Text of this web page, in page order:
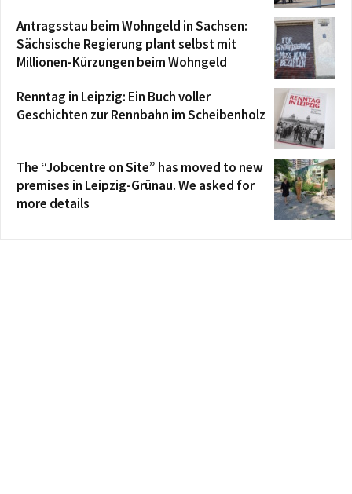
Antragsstau beim Wohngeld in Sachsen:
Sächsische Regierung plant selbst mit
Millionen-Kürzungen beim Wohngeld
Renntag in Leipzig: Ein Buch voller
Geschichten zur Rennbahn im Scheibenholz
The “Jobcentre on Site” has moved to new
premises in Leipzig-Grünau. We asked for
more details